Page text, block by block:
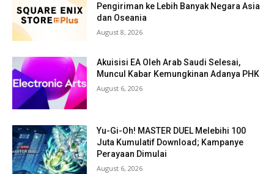
Pengiriman ke Lebih Banyak Negara Asia
dan Oseania
August 8, 2026
Akuisisi EA Oleh Arab Saudi Selesai,
Muncul Kabar Kemungkinan Adanya PHK
August 6, 2026
Yu-Gi-Oh! MASTER DUEL Melebihi 100
Juta Kumulatif Download; Kampanye
Perayaan Dimulai
August 6, 2026